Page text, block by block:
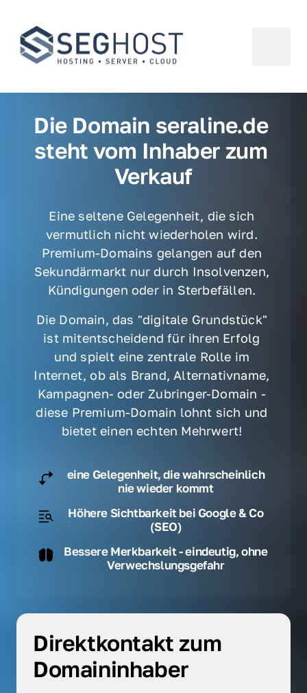
Die Domain seraline.de
steht vom Inhaber zum
Verkauf
Eine seltene Gelegenheit, die sich
vermutlich nicht wiederholen wird.
Premium-Domains gelangen auf den
Sekundärmarkt nur durch Insolvenzen,
Kündigungen oder in Sterbefällen.
Die Domain, das "digitale Grundstück"
ist mitentscheidend für ihren Erfolg
und spielt eine zentrale Rolle im
Internet, ob als Brand, Alternativname,
Kampagnen- oder Zubringer-Domain -
diese Premium-Domain lohnt sich und
bietet einen echten Mehrwert!
eine Gelegenheit, die wahrscheinlich
nie wieder kommt
Höhere Sichtbarkeit bei Google & Co
(SEO)
Bessere Merkbarkeit - eindeutig, ohne
Verwechslungsgefahr
Direktkontakt zum
Domaininhaber